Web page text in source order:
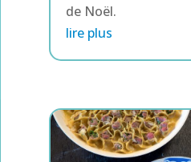
de Noël.
lire plus